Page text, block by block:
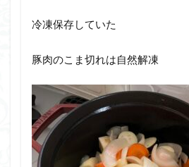
冷凍保存していた
豚肉のこま切れは自然解凍